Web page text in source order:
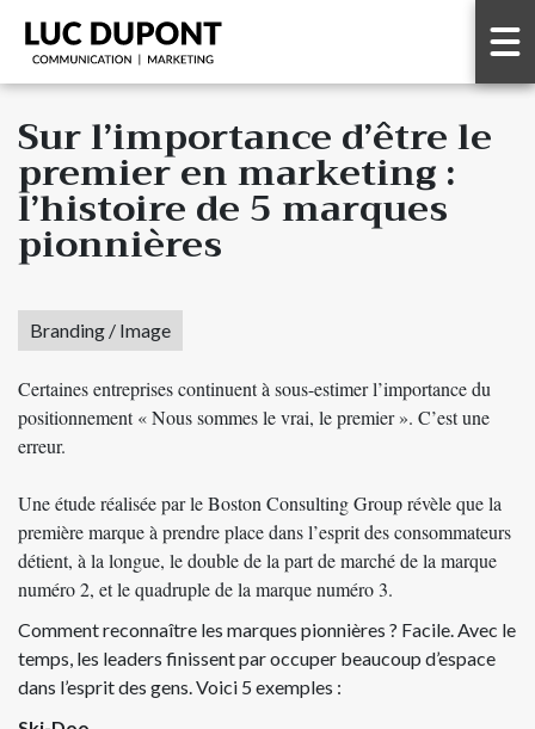
Sur l’importance d’être le
premier en marketing :
l’histoire de 5 marques
pionnières
Branding / Image
Certaines entreprises continuent à sous-estimer l’importance du
positionnement « Nous sommes le vrai, le premier ». C’est une
erreur.
Une étude réalisée par le Boston Consulting Group révèle que la
première marque à prendre place dans l’esprit des consommateurs
détient, à la longue, le double de la part de marché de la marque
numéro 2, et le quadruple de la marque numéro 3.
Comment reconnaître les marques pionnières ? Facile. Avec le
temps, les leaders finissent par occuper beaucoup d’espace
dans l’esprit des gens. Voici 5 exemples :